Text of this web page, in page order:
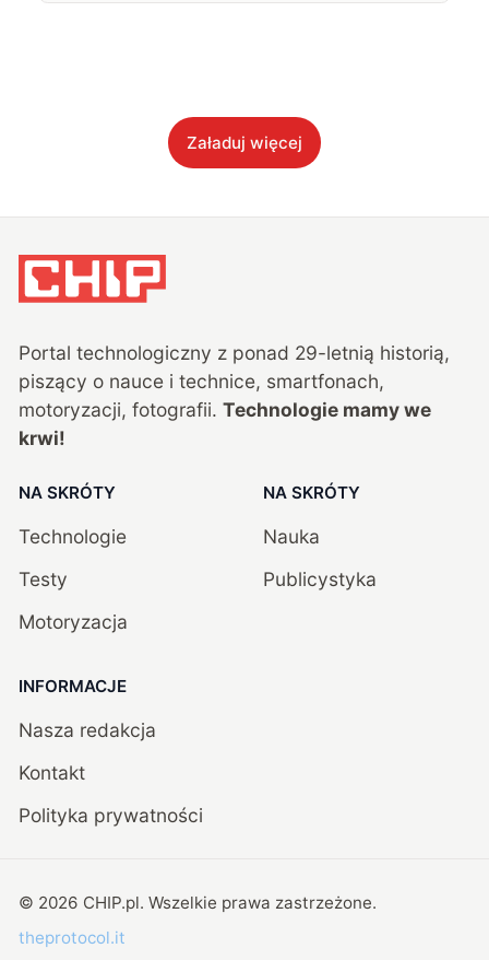
Załaduj więcej
Portal technologiczny z ponad 29-letnią historią,
piszący o nauce i technice, smartfonach,
motoryzacji, fotografii. Technologie mamy we
krwi!
NA SKRÓTY
Technologie
Testy
Motoryzacja
NA SKRÓTY
Nauka
Publicystyka
INFORMACJE
Nasza redakcja
Kontakt
Polityka prywatności
© 2026 CHIP.pl. Wszelkie prawa zastrzeżone.
theprotocol.it